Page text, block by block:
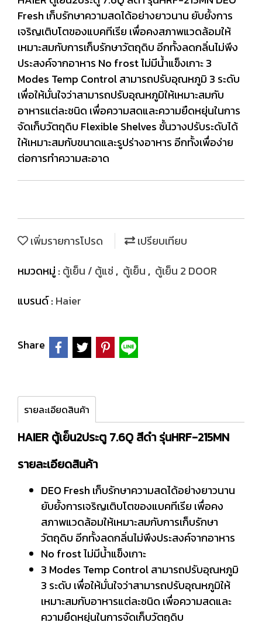
Fresh เก็บรักษาความสดได้อย่างยาวนาน ยับยั้งการ
เจริญเติบโตของแบคทีเรีย เพื่อคงสภาพแวดล้อมให้
เหมาะสมกับการเก็บรักษาวัตถุดิบ อีกทั้งลดกลิ่นไม่พึง
ประสงค์จากอาหาร No frost ไม่มีน้ำแข็งเกาะ 3
Modes Temp Control สามารถปรับอุณหภูมิ 3 ระดับ
เพื่อให้มั่นใจว่าสามารถปรับอุณหภูมิให้เหมาะสมกับ
อาหารแต่ละชนิด เพื่อความสดและความยืดหยุ่นในการ
จัดเก็บวัตถุดิบ Flexible Shelves ชั้นวางปรับระดับได้
ให้เหมาะสมกับขนาดและรูปร่างอาหาร อีกทั้งเพื่อง่าย
ต่อการทำความสะอาด
เพิ่มรายการโปรด
เปรียบเทียบ
หมวดหมู่ : ตู้เย็น / ตู้แช่ , ตู้เย็น , ตู้เย็น 2 DOOR
แบรนด์ : Haier
Share
รายละเอียดสินค้า
HAIER ตู้เย็น2ประตู 7.6Q สีดำ รุ่นHRF-215MN
รายละเอียดสินค้า
DEO Fresh เก็บรักษาความสดได้อย่างยาวนาน
ยับยั้งการเจริญเติบโตของแบคทีเรีย เพื่อคง
สภาพแวดล้อมให้เหมาะสมกับการเก็บรักษา
วัตถุดิบ อีกทั้งลดกลิ่นไม่พึงประสงค์จากอาหาร
No frost ไม่มีน้ำแข็งเกาะ
3 Modes Temp Control สามารถปรับอุณหภูมิ
3 ระดับ เพื่อให้มั่นใจว่าสามารถปรับอุณหภูมิให้
เหมาะสมกับอาหารแต่ละชนิด เพื่อความสดและ
ความยืดหยุ่นในการจัดเก็บวัตถุดิบ